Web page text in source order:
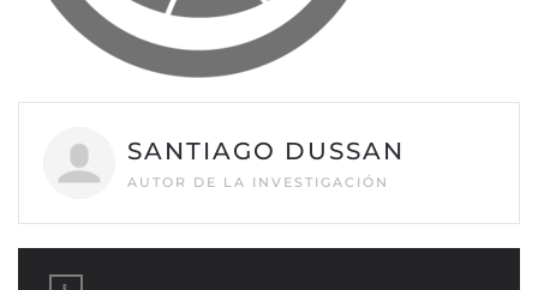
SANTIAGO DUSSAN
AUTOR DE LA INVESTIGACIÓN